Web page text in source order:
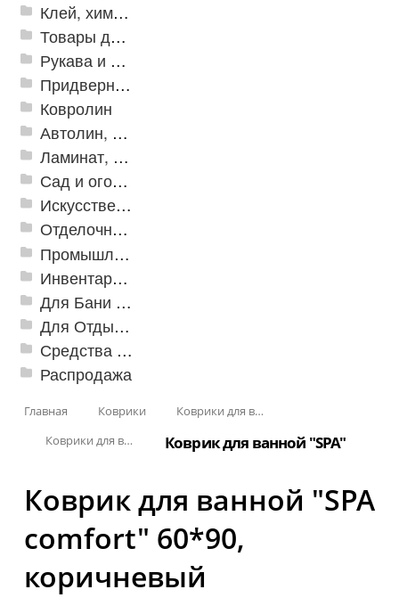
Клей, химия, сопутствующие товары
Товары для дома
Рукава и шланги промышленные
Придверные решетки
Ковролин
Автолин, Транслин, Линолеум
Ламинат, Кварцвиниловая плитка SPC
Сад и огород
Искусственная трава
Отделочные профили
Промышленный текстиль
Инвентарь для клининга
Для Бани и Сауны
Для Отдыха и Пикника
Средства от насекомых и садовых вредителей
Распродажа
Главная Коврики
Коврики для ванн
Коврики для ванной
Коврик для ванной "SPA"
Коврик для ванной "SPA
comfort" 60*90,
коричневый